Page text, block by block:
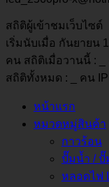
สถิติผู้เข้าชมเว็บไซต์
เริ่มนับเมื่อ กันยายน
คน สถิติเมื่อวานนี้ :
สถิติทั้งหมด :
คน
หน้าแรก
หมวดหมู่สินค้า
กาวร้อน
ปั๊มน้ำ / ปั๊
หลอดไฟ